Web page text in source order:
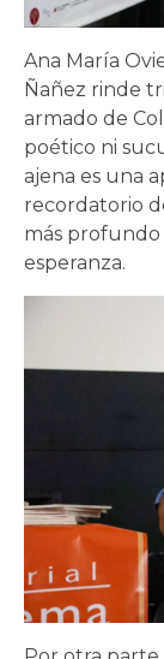
Ana María
Ñañez rinde
armado de
poético ni
ajena es una
recordatorio
más profundo
esperanza.